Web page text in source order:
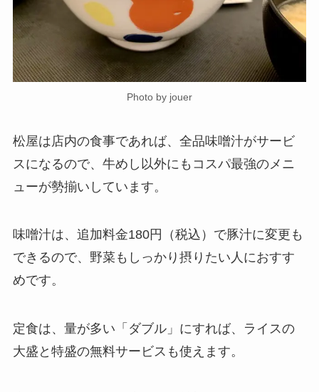
Photo by jouer
松屋は店内の食事であれば、全品味噌汁がサービ
スになるので、牛めし以外にもコスパ最強のメニ
ューが勢揃いしています。
味噌汁は、追加料金180円（税込）で豚汁に変更も
できるので、野菜もしっかり摂りたい人におすす
めです。
定食は、量が多い「ダブル」にすれば、ライスの
大盛と特盛の無料サービスも使えます。